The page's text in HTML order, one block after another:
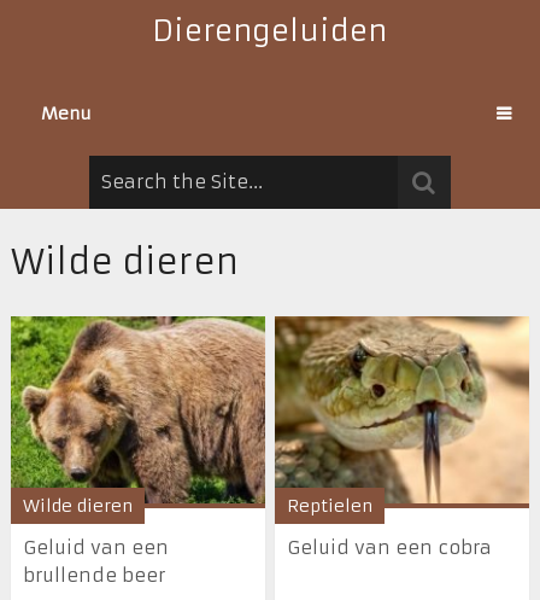
Dierengeluiden
Menu
Wilde dieren
Wilde dieren
Geluid van een
brullende beer
Reptielen
Geluid van een cobra